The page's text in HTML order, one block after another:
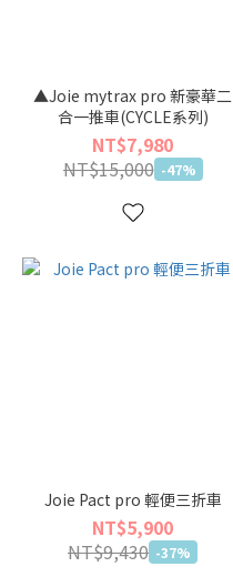
▲Joie mytrax pro 新豪華二
合一推車(CYCLE系列)
NT$7,980
NT$15,000 -47%
Joie Pact pro 輕便三折車
NT$5,900
NT$9,430 -37%